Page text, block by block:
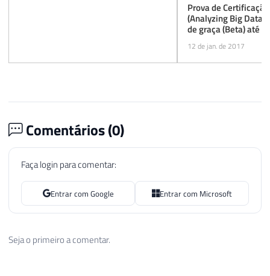
Prova de
(Analyzing Big Data
de graça (Beta) até
12 de jan. de 2017
Comentários (0)
Faça login para comentar:
Entrar com Google Entrar com Microsoft
Seja o primeiro a comentar.